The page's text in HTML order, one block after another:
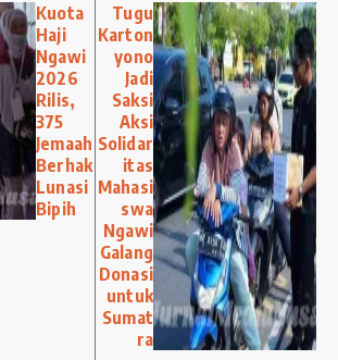
Kuota
Haji
Ngawi
2026
Rilis,
375
Jemaah
Berhak
Lunasi
Bipih
Tugu
Karton
yono
Jadi
Saksi
Aksi
Solidar
itas
Mahasi
swa
Ngawi
Galang
Donasi
untuk
Sumat
ra